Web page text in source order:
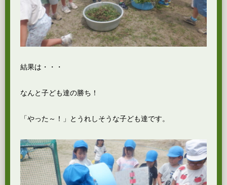
結果は・・・
なんと子ども達の勝ち！
「やった～！」とうれしそうな子ども達です。